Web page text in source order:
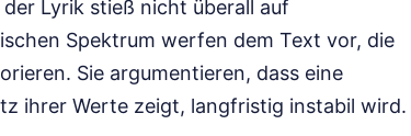
Lyrik stieß nicht überall auf
Spektrum werfen dem Text vor, die
Sie argumentieren, dass eine
ihrer Werte zeigt, langfristig instabil wird.